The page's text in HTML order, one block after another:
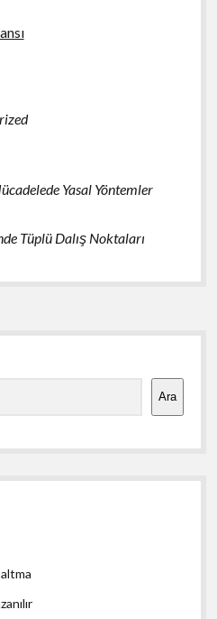
Yasal Yöntemler
Tüplü Dalış Noktaları
Ara